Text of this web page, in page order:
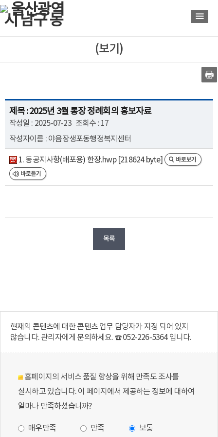
로
가
기
로
가
기
(보기)
제목 : 2025년 3월 통장 정례회의 홍보자료
작성일 : 2025-07-23 조회수 : 17
작성자이름 : 야음장생포동행정복지센터
1. 동공지사항(배포용) 한장.hwp [218624 byte]
목록
현재의 콘텐츠에 대한 콘텐츠 업무 담당자가 지정 되어 있지
않습니다. 관리자에게 문의하세요. ☎ 052-226-5364 입니다.
홈페이지의 서비스 품질 향상을 위해 만족도 조사를
실시하고 있습니다. 이 페이지에서 제공하는 정보에 대하여
얼마나 만족하셨습니까?
매우만족 만족 보통